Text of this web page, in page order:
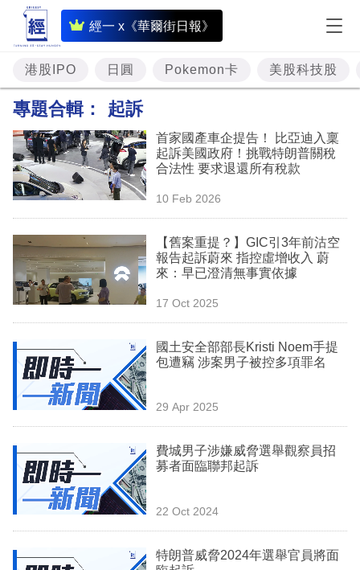
經一 x《華爾街日報》
即
時
財
經
題
投
資
樓
市
理
業
科
技
場
生
港股IPO 日圓 Pokemon卡 美股科技股
專題合輯： 起訴
首家國產車企提告！ 比亞迪入稟
起訴美國政府！挑戰特朗普關稅
合法性 要求退還所有稅款
10 Feb 2026
【舊案重提？】GIC引3年前沽空
報告起訴蔚來 指控虛增收入 蔚
來：早已澄清無事實依據
17 Oct 2025
國土安全部部長Kristi Noem手提
包遭竊 涉案男子被控多項罪名
29 Apr 2025
費城男子涉嫌威脅選舉觀察員招
募者面臨聯邦起訴
22 Oct 2024
特朗普威脅2024年選舉官員將面